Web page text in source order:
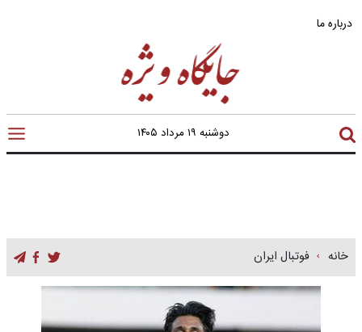
درباره ما
دوشنبه ۱۹ مرداد ۱۴۰۵
خانه فوتبال ایران